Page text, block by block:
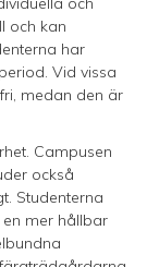
och kan
har
Vid vissa
medan den är
Campusen
också
Studenterna
mer hållbar